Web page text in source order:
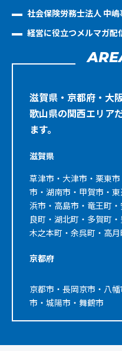
社会保険労務士法人 中
経営に役立つメルマガ配
滋賀県・京都府・大
歌山県の関西エリア
ます。
滋賀県
草津市・大津市・栗東
市・湖南市・甲賀市・
浜市・高島市・竜王町
良町・湖北町・多賀町
木之本町・余呉町・高月
京都府
京都市・長岡京市・八
市・城陽市・舞鶴市